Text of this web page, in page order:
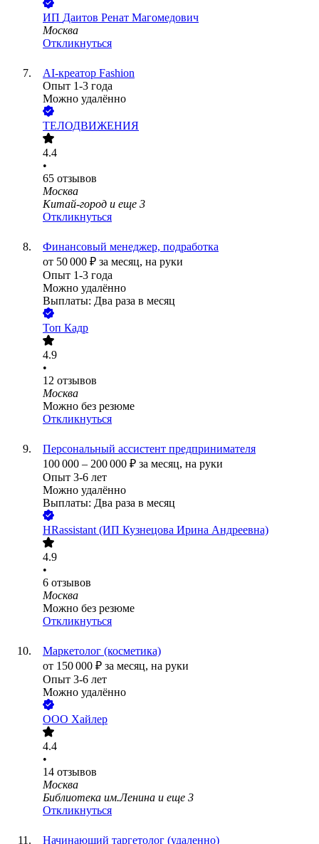
ИП Даитов Ренат Магомедович
Москва
Откликнуться
AI-креатор Fashion
Опыт 1-3 года
Можно удалённо
ТЕЛОДВИЖЕНИЯ
4.4
•
65 отзывов
Москва
Китай-город и еще 3
Откликнуться
Финансовый менеджер, подработка
от 50 000 ₽ за месяц, на руки
Опыт 1-3 года
Можно удалённо
Выплаты: Два раза в месяц
Топ Кадр
4.9
•
12 отзывов
Москва
Можно без резюме
Откликнуться
Персональный ассистент предпринимателя
100 000 – 200 000 ₽ за месяц, на руки
Опыт 3-6 лет
Можно удалённо
Выплаты: Два раза в месяц
HRassistant (ИП Кузнецова Ирина Андреевна)
4.9
•
6 отзывов
Москва
Можно без резюме
Откликнуться
Маркетолог (косметика)
от 150 000 ₽ за месяц, на руки
Опыт 3-6 лет
Можно удалённо
ООО Хайлер
4.4
•
14 отзывов
Москва
Библиотека им.Ленина и еще 3
Откликнуться
Начинающий таргетолог (удаленно)